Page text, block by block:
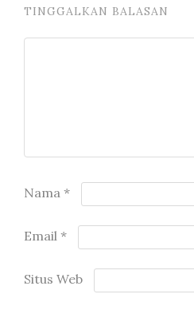
TINGGALKAN BALASAN
Nama *
Email *
Situs Web